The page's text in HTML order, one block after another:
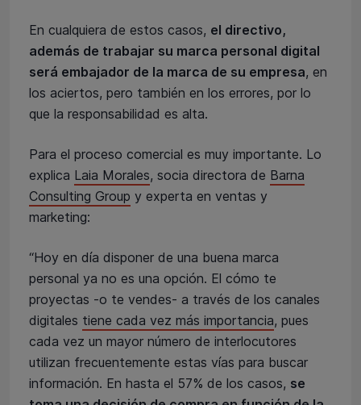
En cualquiera de estos casos, el directivo,
además de trabajar su marca personal digital
será embajador de la marca de su empresa, en
los aciertos, pero también en los errores, por lo
que la responsabilidad es alta.
Para el proceso comercial es muy importante. Lo
explica Laia Morales, socia directora de Barna
Consulting Group y experta en ventas y
marketing:
“Hoy en día disponer de una buena marca
personal ya no es una opción. El cómo te
proyectas -o te vendes- a través de los canales
digitales tiene cada vez más importancia, pues
cada vez un mayor número de interlocutores
utilizan frecuentemente estas vías para buscar
información. En hasta el 57% de los casos, se